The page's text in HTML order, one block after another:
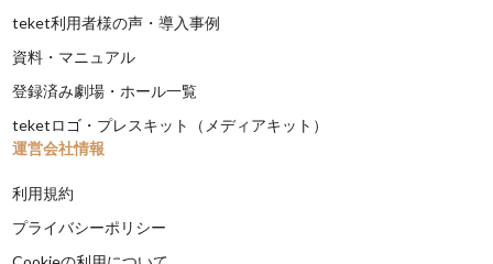
teket利用者様の声・導入事例
資料・マニュアル
登録済み劇場・ホール一覧
teketロゴ・プレスキット（メディアキット）
運営会社情報
利用規約
プライバシーポリシー